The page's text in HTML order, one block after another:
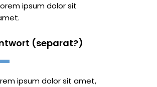
ipsum dolor sit
(separat?)
ipsum dolor sit amet,